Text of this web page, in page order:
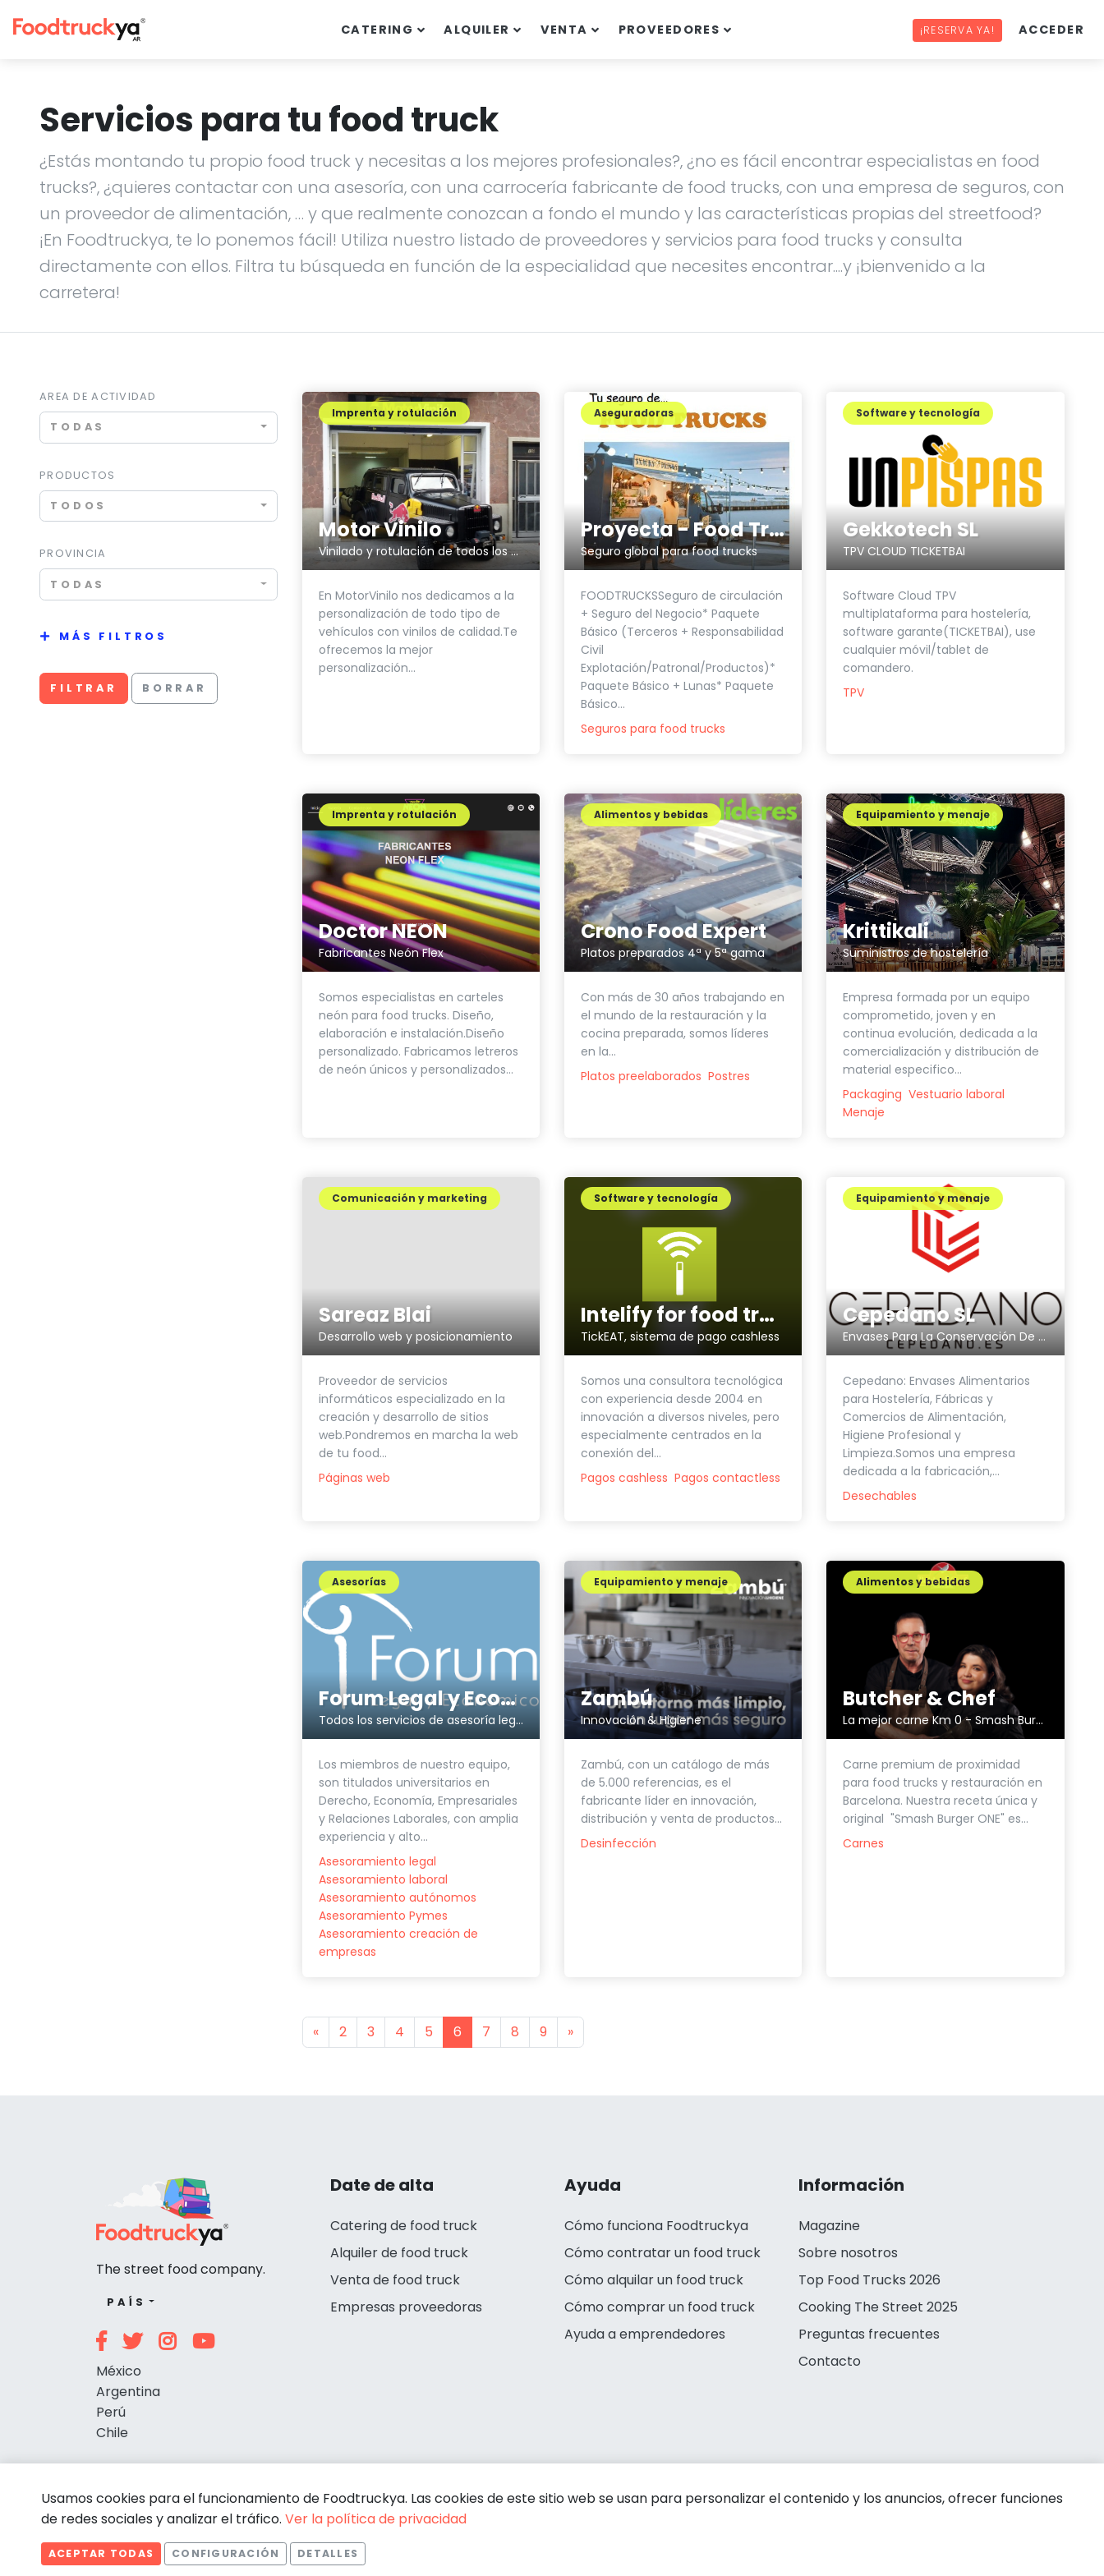
CATERING ALQUILER VENTA PROVEEDORES ¡RESERVA YA! ACCEDER
Servicios para tu food truck
¿Estás montando tu propio food truck y necesitas a los mejores profesionales?, ¿no es fácil encontrar especialistas en food
trucks?, ¿quieres contactar con una asesoría, con una carrocería fabricante de food trucks, con una empresa de seguros, con
un proveedor de alimentación, … y que realmente conozcan a fondo el mundo y las características propias del streetfood?
¡En Foodtruckya, te lo ponemos fácil! Utiliza nuestro listado de proveedores y servicios para food trucks y consulta
directamente con ellos. Filtra tu búsqueda en función de la especialidad que necesites encontrar....y ¡bienvenido a la
carretera!
AREA DE ACTIVIDAD
TODAS
PRODUCTOS
TODOS
PROVINCIA
TODAS
MÁS FILTROS
FILTRAR BORRAR
Motor Vinilo
Vinilado y rotulación de todos los vehículos
Imprenta y rotulación
En MotorVinilo nos dedicamos a la
personalización de todo tipo de
vehículos con vinilos de calidad.Te
ofrecemos la mejor
personalización...
Proyecta - Food Trucks
Seguro global para food trucks
Aseguradoras
FOODTRUCKSSeguro de circulación
+ Seguro del Negocio* Paquete
Básico (Terceros + Responsabilidad
Civil
Explotación/Patronal/Productos)*
Paquete Básico + Lunas* Paquete
Básico...
Seguros para food trucks
Gekkotech SL
TPV CLOUD TICKETBAI
Software y tecnología
Software Cloud TPV
multiplataforma para hostelería,
software garante(TICKETBAI), use
cualquier móvil/tablet de
comandero.
TPV
Doctor NEON
Fabricantes Neón Flex
Imprenta y rotulación
Somos especialistas en carteles
neón para food trucks. Diseño,
elaboración e instalación.Diseño
personalizado. Fabricamos letreros
de neón únicos y personalizados...
Crono Food Expert
Platos preparados 4ª y 5ª gama
Alimentos y bebidas
Con más de 30 años trabajando en
el mundo de la restauración y la
cocina preparada, somos líderes
en la...
Platos preelaborados Postres
Krittikali
Suministros de hostelería
Equipamiento y menaje
Empresa formada por un equipo
comprometido, joven y en
continua evolución, dedicada a la
comercialización y distribución de
material especifico...
Packaging Vestuario laboral
Menaje
Sareaz Blai
Desarrollo web y posicionamiento
Comunicación y marketing
Proveedor de servicios
informáticos especializado en la
creación y desarrollo de sitios
web.Pondremos en marcha la web
de tu food...
Páginas web
Intelify for food trucks
TickEAT, sistema de pago cashless
Software y tecnología
Somos una consultora tecnológica
con experiencia desde 2004 en
innovación a diversos niveles, pero
especialmente centrados en la
conexión del...
Pagos cashless Pagos contactless
Cepedano SL
Envases Para La Conservación De Productos Alimenticios, etc.
Equipamiento y menaje
Cepedano: Envases Alimentarios
para Hostelería, Fábricas y
Comercios de Alimentación,
Higiene Profesional y
Limpieza.Somos una empresa
dedicada a la fabricación,...
Desechables
Forum Legal y Económico
Todos los servicios de asesoría legal, fiscal, contable y laboral en el mismo lugar
Asesorías
Los miembros de nuestro equipo,
son titulados universitarios en
Derecho, Economía, Empresariales
y Relaciones Laborales, con amplia
experiencia y alto...
Asesoramiento legal
Asesoramiento laboral
Asesoramiento autónomos
Asesoramiento Pymes
Asesoramiento creación de
empresas
Zambú
Innovación & Higiene
Equipamiento y menaje
Zambú, con un catálogo de más
de 5.000 referencias, es el
fabricante líder en innovación,
distribución y venta de productos...
Desinfección
Butcher & Chef
La mejor carne Km 0 - Smash Burgers Perfectas Siempre.
Alimentos y bebidas
Carne premium de proximidad
para food trucks y restauración en
Barcelona. Nuestra receta única y
original "Smash Burger ONE" es...
Carnes
«Previous
2 3 4 5 6 7 8 9 »Next
Date de alta
Catering de food truck
Alquiler de food truck
Venta de food truck
Empresas proveedoras
Ayuda
Cómo funciona Foodtruckya
Cómo contratar un food truck
Cómo alquilar un food truck
Cómo comprar un food truck
Ayuda a emprendedores
Información
Magazine
Sobre nosotros
Top Food Trucks 2026
Cooking The Street 2025
Preguntas frecuentes
Contacto
The street food company.
PAÍS
México
Argentina
Perú
Chile
© Foodtruckya 2026
Usamos cookies para el funcionamiento de Foodtruckya. Las cookies de este sitio web se usan para personalizar el contenido y los anuncios, ofrecer funciones
de redes sociales y analizar el tráfico. Ver la política de privacidad
ACEPTAR TODAS CONFIGURACIÓN DETALLES